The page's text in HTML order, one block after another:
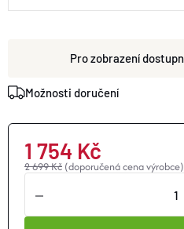
O nás
Moje objednávka
Možnosti doručení
2 699 Kč (doporučená cena výrobce)
1 754 Kč